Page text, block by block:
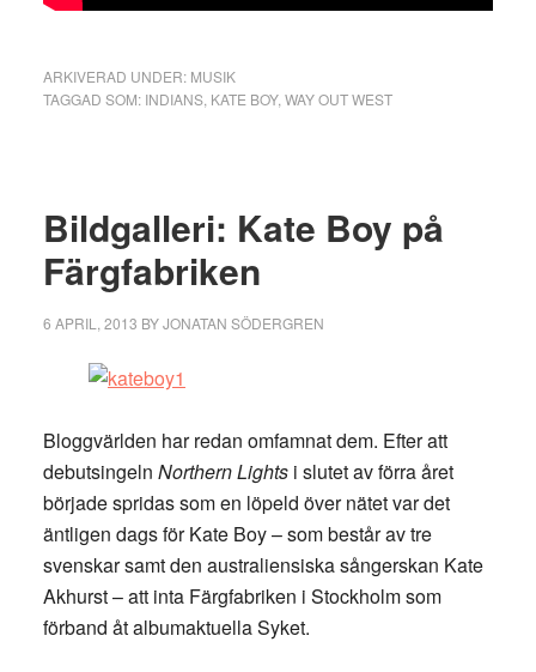
ARKIVERAD UNDER: MUSIK
TAGGAD SOM: INDIANS, KATE BOY, WAY OUT WEST
Bildgalleri: Kate Boy på
Färgfabriken
6 APRIL, 2013 BYJONATAN SÖDERGREN
Bloggvärlden har redan omfamnat dem. Efter att
debutsingeln Northern Lightsi slutet av förra året
började spridas som en löpeld över nätet var det
äntligen dags för Kate Boy – som består av tre
svenskar samt den australiensiska sångerskan Kate
Akhurst – att inta Färgfabriken i Stockholm som
förband åt albumaktuella Syket.